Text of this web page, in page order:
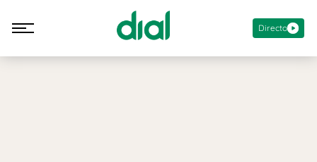
Directo